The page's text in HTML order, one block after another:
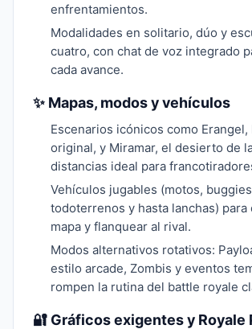
enfrentamientos.
Modalidades en solitario, dúo y
cuatro, con chat de voz integrado
cada avance.
✨ Mapas, modos y vehículos
Escenarios icónicos como Erangel,
original, y Miramar, el desierto de
distancias ideal para
Vehículos jugables (motos,
todoterrenos y hasta lanchas) para
mapa y flanquear al rival.
Modos alternativos rotativos:
estilo arcade, Zombis y eventos
rompen la rutina del battle royale
🔐 Gráficos exigentes y Royale